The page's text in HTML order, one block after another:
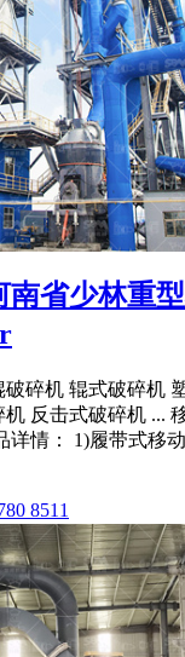
南省少林重
破碎机 辊式破碎机
反击式破碎机 ...
详情： 1)履带式移
8511